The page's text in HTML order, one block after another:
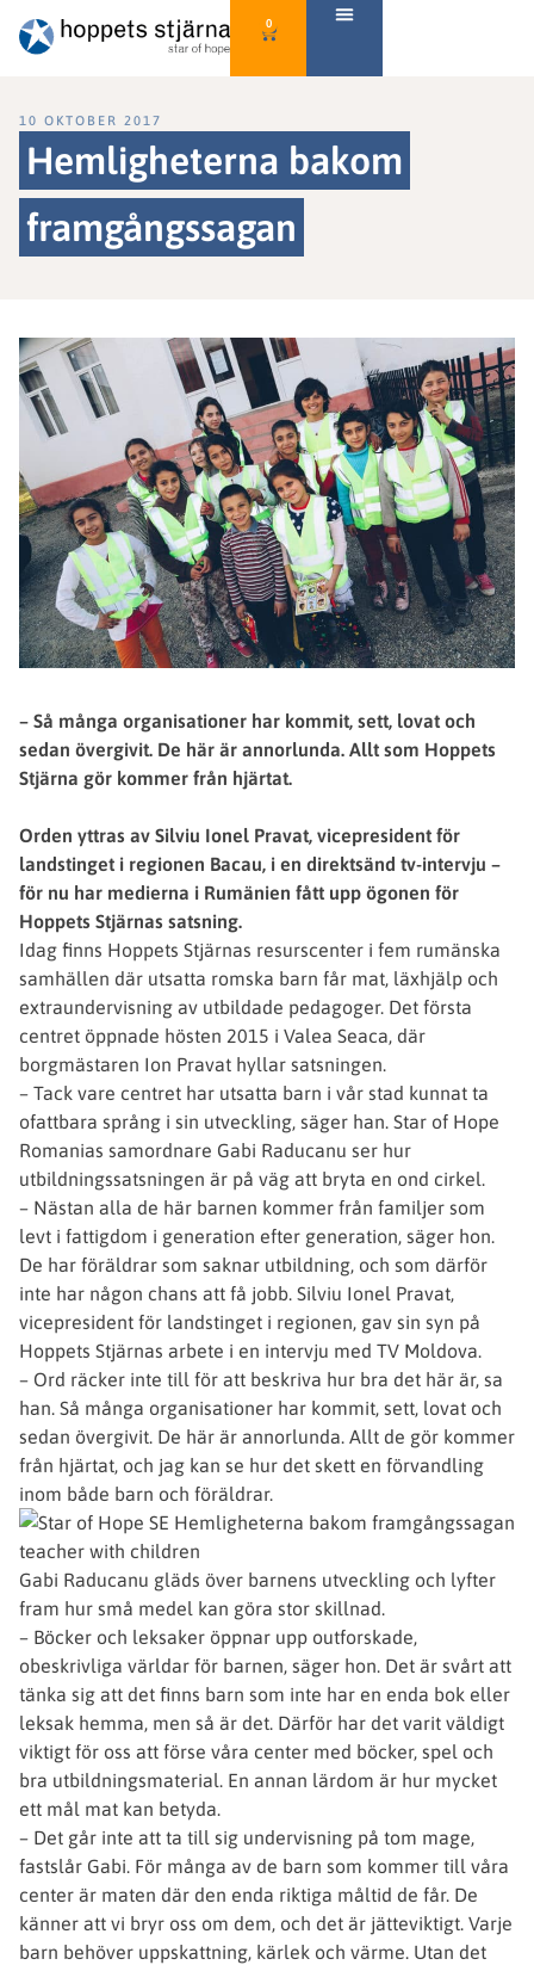
0
10 OKTOBER 2017
Hemligheterna bakom
framgångssagan
– Så många organisationer har kommit, sett, lovat och
sedan övergivit. De här är annorlunda. Allt som Hoppets
Stjärna gör kommer från hjärtat.
Orden yttras av Silviu Ionel Pravat, vicepresident för
landstinget i regionen Bacau, i en direktsänd tv-intervju –
för nu har medierna i Rumänien fått upp ögonen för
Hoppets Stjärnas satsning.
Idag finns Hoppets Stjärnas resurscenter i fem rumänska
samhällen där utsatta romska barn får mat, läxhjälp och
extraundervisning av utbildade pedagoger. Det första
centret öppnade hösten 2015 i Valea Seaca, där
borgmästaren Ion Pravat hyllar satsningen.
– Tack vare centret har utsatta barn i vår stad kunnat ta
ofattbara språng i sin utveckling, säger han. Star of Hope
Romanias samordnare Gabi Raducanu ser hur
utbildningssatsningen är på väg att bryta en ond cirkel.
– Nästan alla de här barnen kommer från familjer som
levt i fattigdom i generation efter generation, säger hon.
De har föräldrar som saknar utbildning, och som därför
inte har någon chans att få jobb. Silviu Ionel Pravat,
vicepresident för landstinget i regionen, gav sin syn på
Hoppets Stjärnas arbete i en intervju med TV Moldova.
– Ord räcker inte till för att beskriva hur bra det här är, sa
han. Så många organisationer har kommit, sett, lovat och
sedan övergivit. De här är annorlunda. Allt de gör kommer
från hjärtat, och jag kan se hur det skett en förvandling
inom både barn och föräldrar.
Gabi Raducanu gläds över barnens utveckling och lyfter
fram hur små medel kan göra stor skillnad.
– Böcker och leksaker öppnar upp outforskade,
obeskrivliga världar för barnen, säger hon. Det är svårt att
tänka sig att det finns barn som inte har en enda bok eller
leksak hemma, men så är det. Därför har det varit väldigt
viktigt för oss att förse våra center med böcker, spel och
bra utbildningsmaterial. En annan lärdom är hur mycket
ett mål mat kan betyda.
– Det går inte att ta till sig undervisning på tom mage,
fastslår Gabi. För många av de barn som kommer till våra
center är maten där den enda riktiga måltid de får. De
känner att vi bryr oss om dem, och det är jätteviktigt. Varje
barn behöver uppskattning, kärlek och värme. Utan det